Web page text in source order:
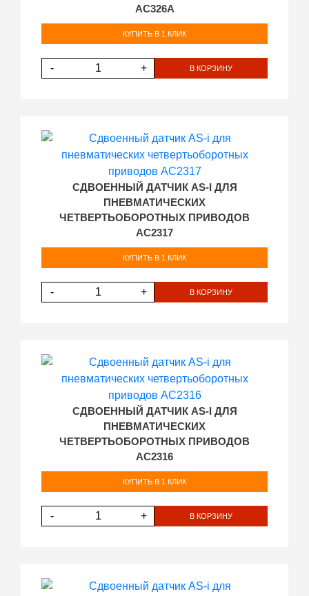
AC326A
КУПИТЬ В 1 КЛИК
- + В КОРЗИНУ
СДВОЕННЫЙ ДАТЧИК AS-I ДЛЯ
ПНЕВМАТИЧЕСКИХ
ЧЕТВЕРТЬОБОРОТНЫХ ПРИВОДОВ
AC2317
КУПИТЬ В 1 КЛИК
- + В КОРЗИНУ
СДВОЕННЫЙ ДАТЧИК AS-I ДЛЯ
ПНЕВМАТИЧЕСКИХ
ЧЕТВЕРТЬОБОРОТНЫХ ПРИВОДОВ
AC2316
КУПИТЬ В 1 КЛИК
- + В КОРЗИНУ